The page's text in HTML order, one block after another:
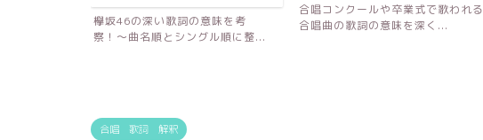
欅坂46の深い歌詞の意味を考
察！〜曲名順とシングル順に整...
合唱コンクールや卒業式で歌われる
合唱曲の歌詞の意味を深く...
合唱 歌詞 解釈